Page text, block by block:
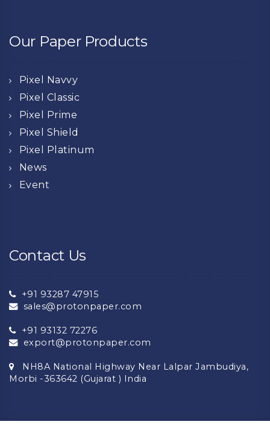
Our Paper Products
Pixel Navvy
Pixel Classic
Pixel Prime
Pixel Shield
Pixel Platinum
News
Event
Contact Us
+91 93287 47915
sales@protonpaper.com
+91 93132 72276
export@protonpaper.com
NH8A National Highway Near Lalpar Jambudiya,
Morbi -363642 (Gujarat ) India